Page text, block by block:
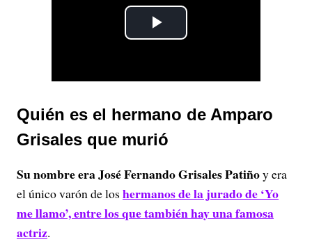
P
y
i
d
Quién es el hermano de Amparo
Grisales que murió
Su nombre era José Fernando Grisales Patiñoy era
el único varón de los hermanos de la jurado de ‘Yo
me llamo’, entre los que también hay una famosa
actriz.